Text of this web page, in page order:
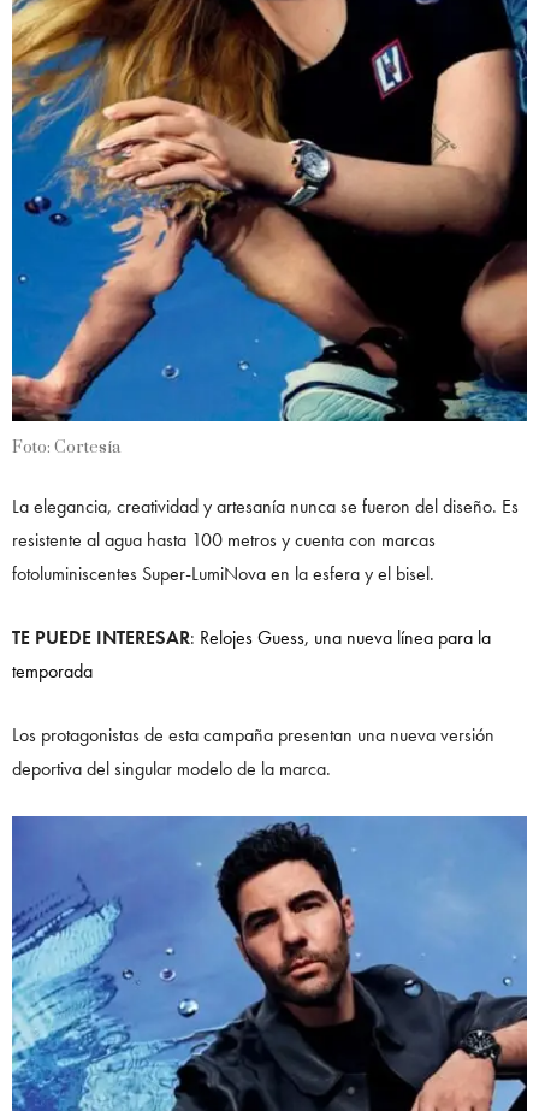
Foto: Cortesía
La elegancia, creatividad y artesanía nunca se fueron del diseño. Es
resistente al agua hasta 100 metros y cuenta con marcas
fotoluminiscentes Super-LumiNova en la esfera y el bisel.
TE PUEDE INTERESAR: Relojes Guess, una nueva línea para la
temporada
Los protagonistas de esta campaña presentan una nueva versión
deportiva del singular modelo de la marca.